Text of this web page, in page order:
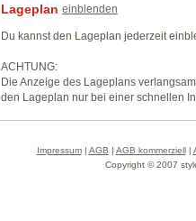
Lageplan einblenden
Du kannst den Lageplan jederzeit
ACHTUNG:
Die Anzeige des Lageplans
den Lageplan nur bei einer schnellen
Impressum| AGB | AGB kommerziell|
Copyright © 2007